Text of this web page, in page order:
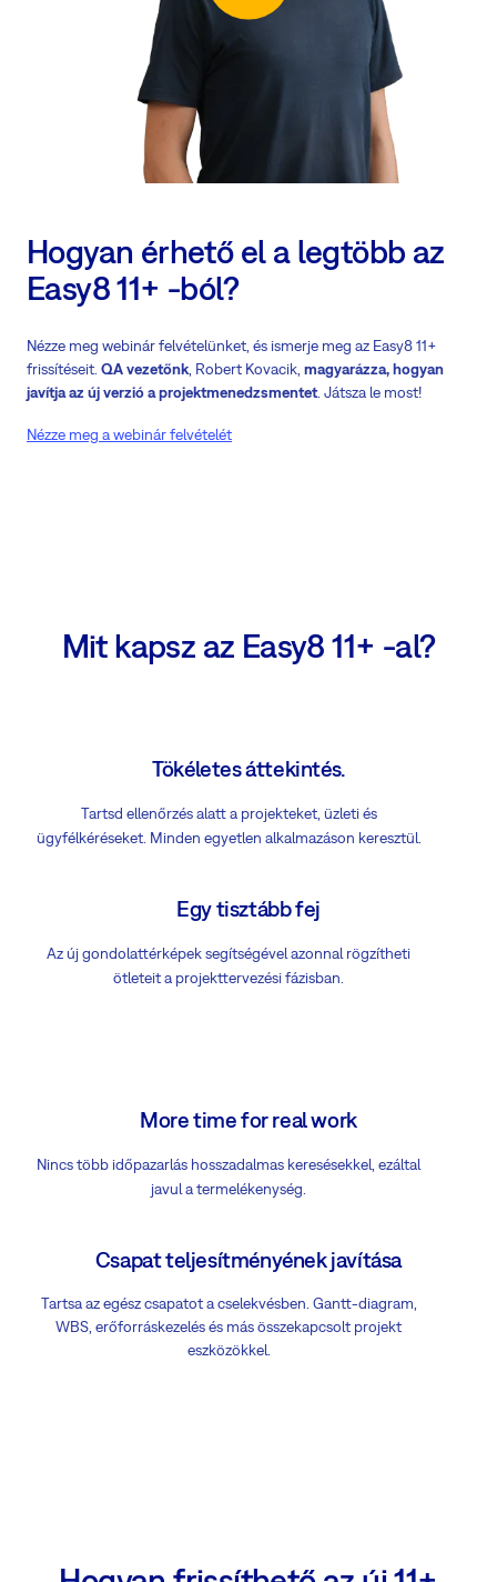
Hogyan érhető el a legtöbb az
Easy8 11+ -ból?
Nézze meg webinár felvételünket, és ismerje meg az Easy8 11+
frissítéseit. QA vezetőnk , Robert Kovacik, magyarázza, hogyan
javítja az új verzió a projektmenedzsmentet. Játsza le most!
Nézze meg a webinár felvételét
Mit kapsz az Easy8 11+ -al?
Tökéletes áttekintés.
Tartsd ellenőrzés alatt a projekteket, üzleti és
ügyfélkéréseket. Minden egyetlen alkalmazáson keresztül.
Egy tisztább fej
Az új gondolattérképek segítségével azonnal rögzítheti
ötleteit a projekttervezési fázisban.
More time for real work
Nincs több időpazarlás hosszadalmas keresésekkel, ezáltal
javul a termelékenység.
Csapat teljesítményének javítása
Tartsa az egész csapatot a cselekvésben. Gantt-diagram,
WBS, erőforráskezelés és más összekapcsolt projekt
eszközökkel.